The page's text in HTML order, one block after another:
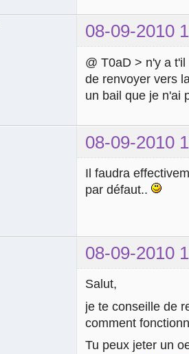
08-09-2010
@ T0aD > n'y a
de renvoyer vers
un bail que je n'ai
08-09-2010
Il faudra
par défaut..
08-09-2010
Salut,
je te conseille de
comment
Tu peux jeter un